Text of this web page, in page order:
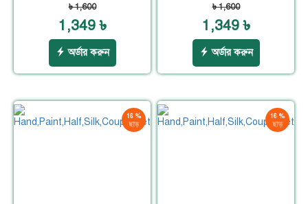
৳ 1,600
1,349 ৳
অর্ডার করুন
৳ 1,600
1,349 ৳
অর্ডার করুন
16 %
ছাড়
16 %
ছাড়